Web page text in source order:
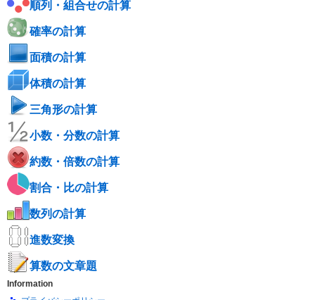
順列・組合せの計算
確率の計算
面積の計算
体積の計算
三角形の計算
小数・分数の計算
約数・倍数の計算
割合・比の計算
数列の計算
進数変換
算数の文章題
Information